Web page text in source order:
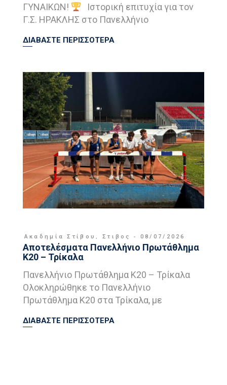
ΓΥΝΑΙΚΩΝ!
Ιστορική επιτυχία για τον
Γ.Σ. ΗΡΑΚΛΗΣ στο Πανελλήνιο
ΔΙΑΒΑΣΤΕ ΠΕΡΙΣΣΟΤΕΡΑ
Ακαδημία Στίβου , Στιβος 08/07/2026
Αποτελέσματα Πανελλήνιο Πρωτάθλημα
Κ20 – Τρίκαλα
Πανελλήνιο Πρωτάθλημα Κ20 – Τρίκαλα
Ολοκληρώθηκε το Πανελλήνιο
Πρωτάθλημα Κ20 στα Τρίκαλα, με
ΔΙΑΒΑΣΤΕ ΠΕΡΙΣΣΟΤΕΡΑ